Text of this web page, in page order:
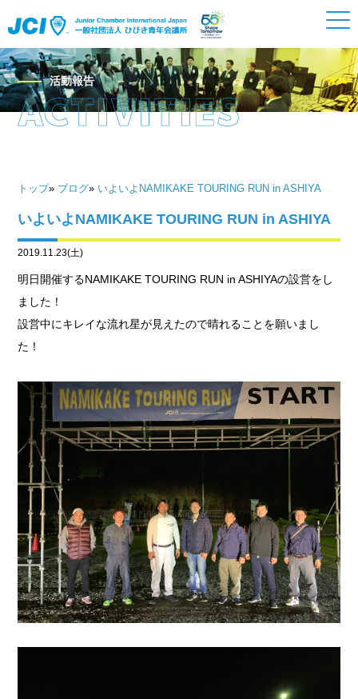
活動報告
トップ» ブログ» いよいよNAMIKAKE TOURING RUN in ASHIYA
いよいよNAMIKAKE TOURING RUN in ASHIYA
2019.11.23(土)
明日開催するNAMIKAKE TOURING RUN in ASHIYAの設営をし
ました！
設営中にキレイな流れ星が見えたので晴れることを願いまし
た！